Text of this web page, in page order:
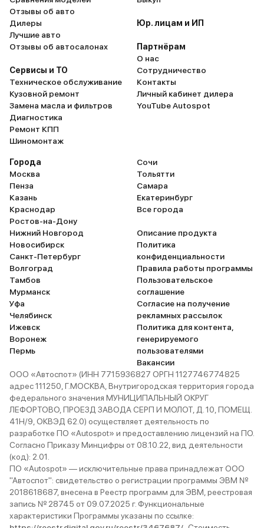
каменистой дороге могут быть
проблемы. В целом, после года
эксплуатации могу сказать, что
машина достойная, отличный
вариант семейного авто.
Отзывы об авто
Дилеры
Лучшие авто
Отзывы об автосалонах
Сервисы и ТО
Техническое обслуживание
Кузовной ремонт
Замена масла и фильтров
Диагностика
Ремонт КПП
Шиномонтаж
Юр. лицам и ИП
Партнёрам
О нас
Сотрудничество
Контакты
Личный кабинет дилера
YouTube Autospot
Города
Москва
Пенза
Казань
Краснодар
Ростов-на-Дону
Нижний Новгород
Новосибирск
Санкт-Петербург
Волгоград
Тамбов
Мурманск
Уфа
Челябинск
Ижевск
Воронеж
Пермь
Сочи
Тольятти
Самара
Екатеринбург
Все города
Описание продукта
Политика
конфиденциальности
Правила работы программы
Пользовательское
соглашение
Согласие на получение
рекламных рассылок
Политика для контента,
генерируемого
пользователями
Вакансии
ООО «Автоспот» (ИНН 7715936827 ОРГН 1127746774825
адрес 111250, Г.МОСКВА, Внутригородская территория города
федерального значения МУНИЦИПАЛЬНЫЙ ОКРУГ
ЛЕФОРТОВО, ПРОЕЗД ЗАВОДА СЕРП И МОЛОТ, Д. 10, ПОМЕЩ.
41Н/9, ОКВЭД 62.0) осуществляет деятельность по
разработке ПО «Autospot» и предоставлению лицензий на ПО.
Согласно Приказу Минцифры от 08.10.22, вид деятельности
(код): 2.01.
ПО «Autospot» — исключительные права принадлежат ООО
"Автоспот": свидетельство о регистрации программы ЭВМ №
2018618687, внесена в Реестр программ для ЭВМ, реестровая
запись № 28745 от 09.07.2025 г. Функциональные
характеристики Программы указаны по ссылке: